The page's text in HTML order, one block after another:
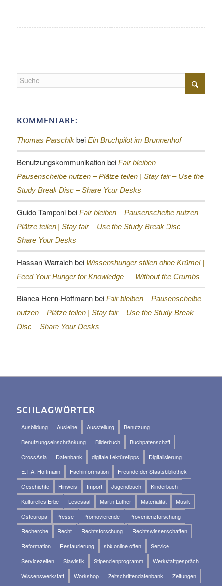
KOMMENTARE:
Thomas Parschikbei Ein Bruchpilot im Brunnenhof
Benutzungskommunikationbei Fair bleiben –
Pausenscheibe nutzen – Plätze teilen | Stay fair – Use the
Study Break Disc – Share Your Desks
Guido Tamponibei Fair bleiben – Pausenscheibe nutzen –
Plätze teilen | Stay fair – Use the Study Break Disc –
Share Your Desks
Hassan Warraichbei Wissenshunger stillen ohne Krümel |
Feed Your Hunger for Knowledge — Without the Crumbs
Bianca Henn-Hoffmannbei Fair bleiben – Pausenscheibe
nutzen – Plätze teilen | Stay fair – Use the Study Break
Disc – Share Your Desks
SCHLAGWÖRTER
Ausbildung Ausleihe Ausstellung
Benutzung
Benutzungseinschränkung
Bilderbuch
Buchpatenschaft
CrossAsia
Datenbank digitale Lektüretipps
Digitalisierung
E.T.A. Hoffmann
Fachinformation
Freunde der Staatsbibliothek
Geschichte
Hinweis Import Jugendbuch
Kinderbuch
Kulturelles Erbe
Lesesaal Martin Luther Materialität
Musik
Osteuropa
Presse Promovierende
Provenienzforschung
Recherche
Recht Rechtsforschung
Rechtswissenschaften
Reformation
Restaurierung sbb online offen
Service
Servicezeiten
Slawistik Stipendienprogramm
Werkstattgespräch
Wissenswerkstatt
Workshop Zeitschriftendatenbank
Zeitungen